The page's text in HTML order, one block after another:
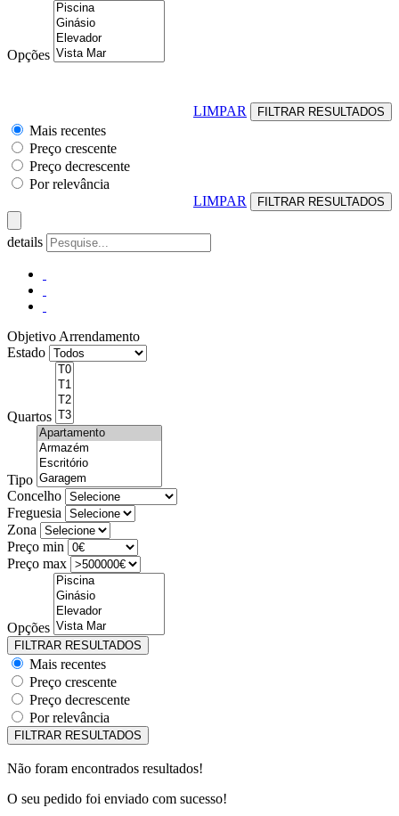
Opções
LIMPAR
Mais recentes
Preço crescente
Preço decrescente
Por relevância
LIMPAR
details
Objetivo Arrendamento
Estado
Quartos
Tipo
Concelho
Freguesia
Zona
Preço min
Preço max
Opções
Mais recentes
Preço crescente
Preço decrescente
Por relevância
Não foram encontrados resultados!
O seu pedido foi enviado com sucesso!